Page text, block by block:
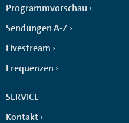
Programmvorschau
Sendungen A-Z
Livestream
Frequenzen
SERVICE
Kontakt